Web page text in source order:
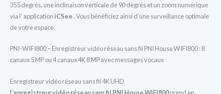
355 degrés, une inclinaison verticale de 90 degrés et un zoom numérique
via l’ application iCSee. Vous bénéficiez ainsi d’une surveillance optimale
de votre espace.
PNI-WIFI800 – Enregistreur vidéo réseau sans fil PNI House WIFI800 : 8
canaux 5 MP ou 4 canaux 4K 8 MP avec messages vocaux
Enregistreur vidéo réseau sans fil 4K UHD